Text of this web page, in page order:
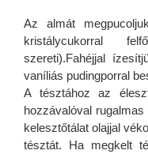
Az almát
kristálycukorral
szereti).Fahéjjal
vaníliás pudingporral
A tésztához az
hozzávalóval
kelesztőtálat olajjal
tésztát. Ha megkelt